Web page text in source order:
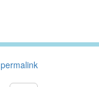
permalink